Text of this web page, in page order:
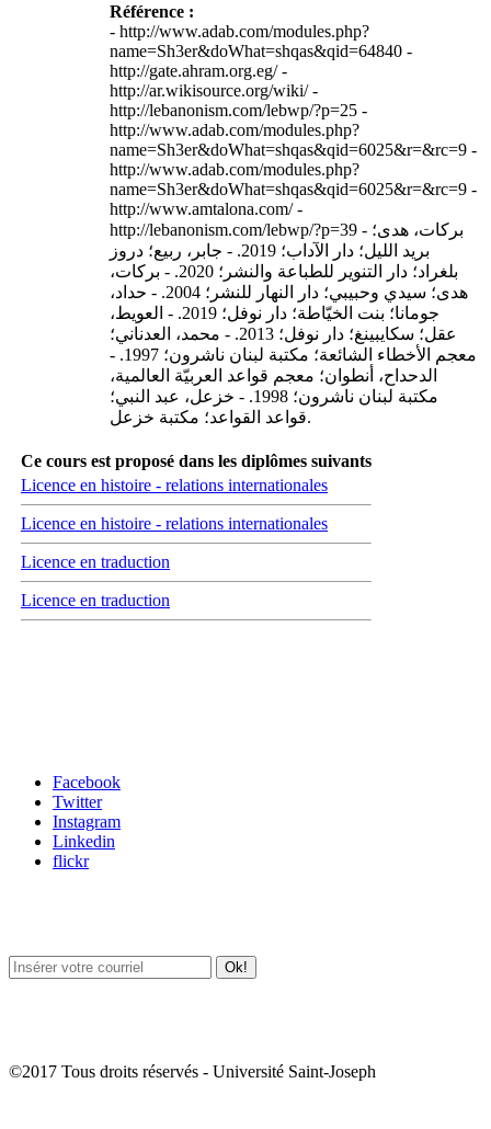
Référence :
- http://www.adab.com/modules.php?
name=Sh3er&doWhat=shqas&qid=64840 -
http://gate.ahram.org.eg/ -
http://ar.wikisource.org/wiki/ -
http://lebanonism.com/lebwp/?p=25 -
http://www.adab.com/modules.php?
name=Sh3er&doWhat=shqas&qid=6025&r=&rc=9 -
http://www.adab.com/modules.php?
name=Sh3er&doWhat=shqas&qid=6025&r=&rc=9 -
http://www.amtalona.com/ -
http://lebanonism.com/lebwp/?p=39 - بركات، هدى؛
بريد الليل؛ دار الآداب؛ 2019. - جابر، ربيع؛ دروز
بلغراد؛ دار التنوير للطباعة والنشر؛ 2020. - بركات،
هدى؛ سيدي وحبيبي؛ دار النهار للنشر؛ 2004. - حداد،
جومانا؛ بنت الخيّاطة؛ دار نوفل؛ 2019. - العويط،
عقل؛ سكايبينغ؛ دار نوفل؛ 2013. - محمد، العدناني؛
معجم الأخطاء الشائعة؛ مكتبة لبنان ناشرون؛ 1997. -
الدحداح، أنطوان؛ معجم قواعد العربيّة العالمية،
مكتبة لبنان ناشرون؛ 1998. - خزعل، عبد النبي؛
قواعد القواعد؛ مكتبة خزعل.
Ce cours est proposé dans les diplômes suivants
Licence en histoire - relations internationales
Licence en histoire - relations internationales
Licence en traduction
Licence en traduction
Facebook
Twitter
Instagram
Linkedin
flickr
©2017 Tous droits réservés - Université Saint-Joseph